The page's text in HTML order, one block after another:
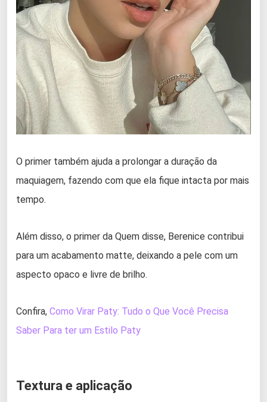
O primer também ajuda a prolongar a duração da
maquiagem, fazendo com que ela fique intacta por mais
tempo.
Além disso, o primer da Quem disse, Berenice contribui
para um acabamento matte, deixando a pele com um
aspecto opaco e livre de brilho.
Confira, Como Virar Paty: Tudo o Que Você Precisa
Saber Para ter um Estilo Paty
Textura e aplicação